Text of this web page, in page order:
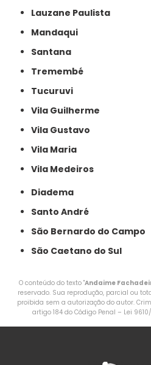
Lauzane Paulista
Mandaqui
Santana
Tremembé
Tucuruvi
Vila Guilherme
Vila Gustavo
Vila Maria
Vila Medeiros
Diadema
Santo André
São Bernardo do Campo
São Caetano do Sul
O conteúdo do texto "Andaime
reservado. Sua reprodução, parcial ou
proibida sem a autorização do autor.
artigo 184 do Código Penal – Lei